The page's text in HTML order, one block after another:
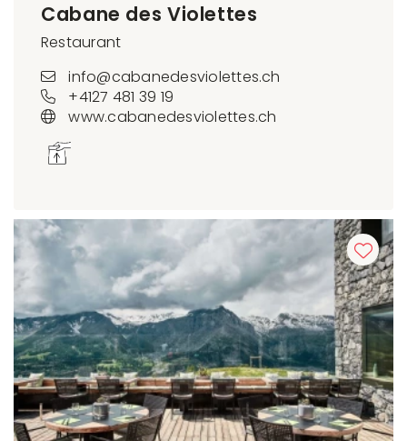
Cabane des Violettes
Restaurant
info@cabanedesviolettes.ch
+4127 481 39 19
www.cabanedesviolettes.ch